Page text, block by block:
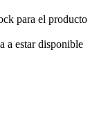
para el producto
a estar disponible